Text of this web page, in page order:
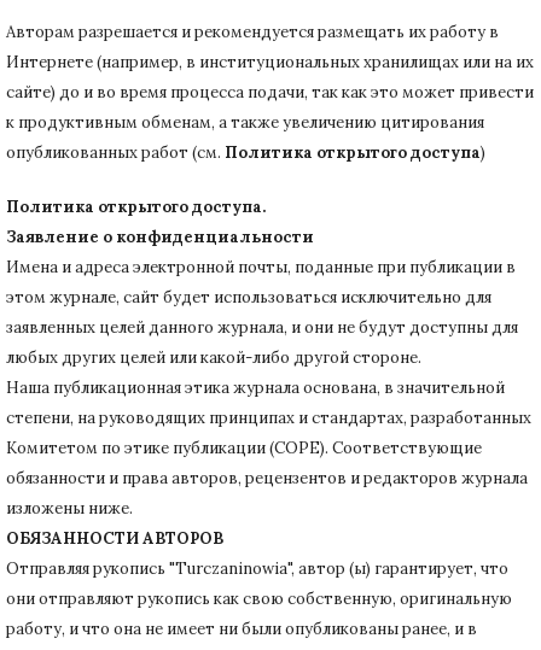
Авторам разрешается и рекомендуется размещать их работу в
Интернете (например, в институциональных хранилищах или на их
сайте) до и во время процесса подачи, так как это может привести
к продуктивным обменам, а также увеличению цитирования
опубликованных работ (см. Политика открытого доступа)
Политика открытого доступа.
Заявление о конфиденциальности
Имена и адреса электронной почты, поданные при публикации в
этом журнале, сайт будет использоваться исключительно для
заявленных целей данного журнала, и они не будут доступны для
любых других целей или какой-либо другой стороне.
Наша публикационная этика журнала основана, в значительной
степени, на руководящих принципах и стандартах, разработанных
Комитетом по этике публикации (COPE). Соответствующие
обязанности и права авторов, рецензентов и редакторов журнала
изложены ниже.
ОБЯЗАННОСТИ АВТОРОВ
Отправляя рукопись "Turczaninowia", автор (ы) гарантирует, что
они отправляют рукопись как свою собственную, оригинальную
работу, и что она не имеет ни были опубликованы ранее, и в